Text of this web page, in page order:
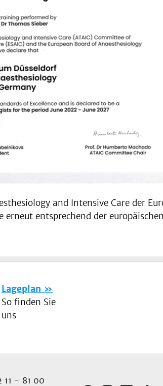
and Intensive Care der
erneut entsprechend der
Lageplan
So finden Sie
uns
11 - 81 00